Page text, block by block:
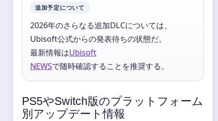
追加予定について
2026年のさらなる追加DLCについては、
Ubisoft公式からの発表待ちの状態だ。
最新情報はUbisoft
NEWSで随時確認することを推奨する。
PS5やSwitch版のプラットフォーム
別アップデート情報